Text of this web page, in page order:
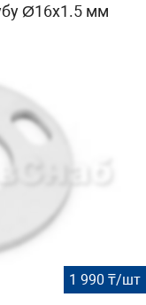
Ø16x1.5 мм
1 990 ₸/шт